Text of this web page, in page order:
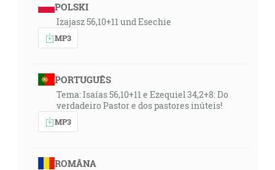
POLSKI
Izajasz 56,10+11 und Esechie
MP3
PORTUGUÊS
Tema: Isaías 56,10+11 e Ezequiel 34,2+8: Do
verdadeiro Pastor e dos pastores inúteis!
MP3
ROMÂNA